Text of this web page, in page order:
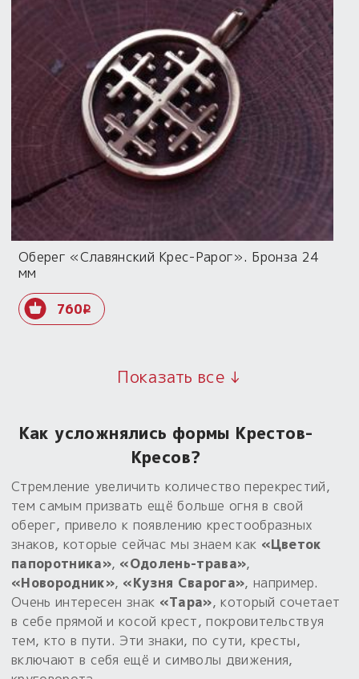
Оберег «Славянский Крес-Рарог». Бронза 24
мм
760i
Показать все ↓
Как усложнялись формы Крестов-
Кресов?
Стремление увеличить количество перекрестий,
тем самым призвать ещё больше огня в свой
оберег, привело к появлению крестообразных
знаков, которые сейчас мы знаем как «Цветок
папоротника», «Одолень-трава»,
«Новородник», «Кузня Сварога», например.
Очень интересен знак «Тара», который сочетает
в себе прямой и косой крест, покровительствуя
тем, кто в пути. Эти знаки, по сути, кресты,
включают в себя ещё и символы движения,